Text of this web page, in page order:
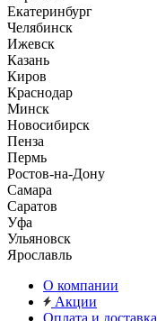
Екатеринбург
Челябинск
Ижевск
Казань
Киров
Краснодар
Минск
Новосибирск
Пенза
Пермь
Ростов-на-Дону
Самара
Саратов
Уфа
Ульяновск
Ярославль
О компании
Акции
Оплата и доставка